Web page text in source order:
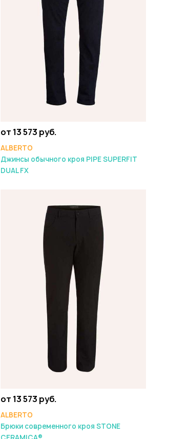
от 13 573 руб.
ALBERTO
Джинсы обычного кроя PIPE SUPERFIT
DUAL FX
от 13 573 руб.
ALBERTO
Брюки современного кроя STONE